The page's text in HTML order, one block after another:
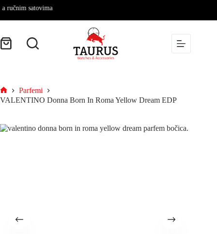
satovima
Parfemi
VALENTINO Donna Born In Roma Yellow Dream EDP